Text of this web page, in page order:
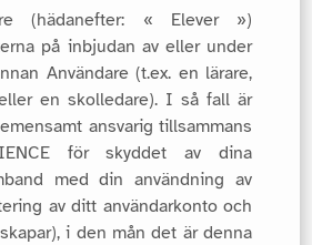
(hädanefter: « Elever »)
på inbjudan av eller under
Användare (t.ex. en lärare,
en skolledare). I så fall är
ansvarig tillsammans
för skyddet av dina
med din användning av
av ditt användarkonto och
i den mån det är denna